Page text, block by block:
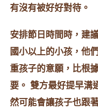
有沒有被好好對待。
安排節日時間時，建
國小以上的小孩，他
重孩子的意願，比根
要。 雙方最好提早溝
然可能會讓孩子也跟